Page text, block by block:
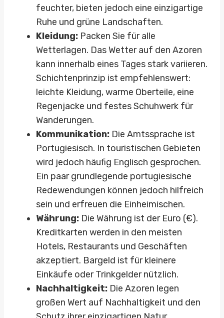
feuchter, bieten jedoch eine einzigartige
Ruhe und grüne Landschaften.
Kleidung: Packen Sie für alle
Wetterlagen. Das Wetter auf den Azoren
kann innerhalb eines Tages stark variieren.
Schichtenprinzip ist empfehlenswert:
leichte Kleidung, warme Oberteile, eine
Regenjacke und festes Schuhwerk für
Wanderungen.
Kommunikation: Die Amtssprache ist
Portugiesisch. In touristischen Gebieten
wird jedoch häufig Englisch gesprochen.
Ein paar grundlegende portugiesische
Redewendungen können jedoch hilfreich
sein und erfreuen die Einheimischen.
Währung: Die Währung ist der Euro (€).
Kreditkarten werden in den meisten
Hotels, Restaurants und Geschäften
akzeptiert. Bargeld ist für kleinere
Einkäufe oder Trinkgelder nützlich.
Nachhaltigkeit: Die Azoren legen
großen Wert auf Nachhaltigkeit und den